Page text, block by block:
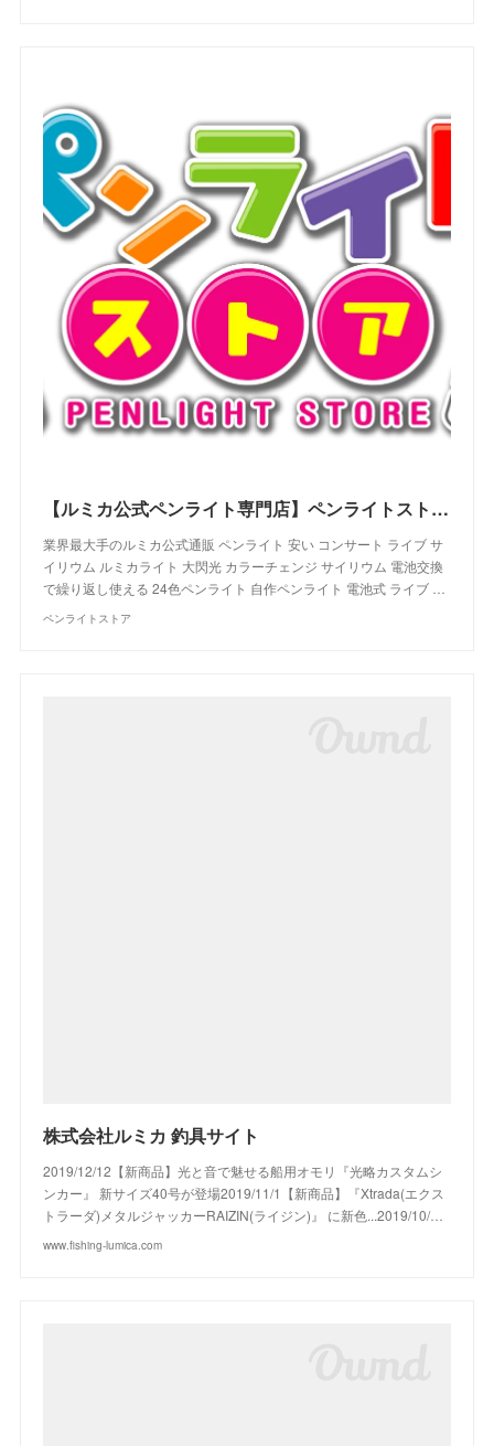
【ルミカ公式ペンライト専門店】ペンライトストア【5,500円以上で送料無料】
業界最大手のルミカ公式通販 ペンライト 安い コンサート ライブ サ
イリウム ルミカライト 大閃光 カラーチェンジ サイリウム 電池交換
で繰り返し使える 24色ペンライト 自作ペンライト 電池式 ライブ …
ペンライトストア
株式会社ルミカ 釣具サイト
2019/12/12【新商品】光と音で魅せる船用オモリ『光略カスタムシ
ンカー』 新サイズ40号が登場2019/11/1【新商品】『Xtrada(エクス
トラーダ)メタルジャッカーRAIZIN(ライジン)』 に新色...2019/10/…
www.fishing-lumica.com